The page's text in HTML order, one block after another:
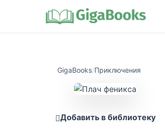
GigaBooks/Приключения
Добавить в библиотеку